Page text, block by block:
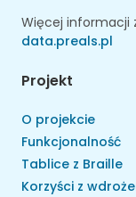
Więcej informacji
data.preals.pl
Projekt
O projekcie
Funkcjonalność
Tablice z Braille
Korzyści z